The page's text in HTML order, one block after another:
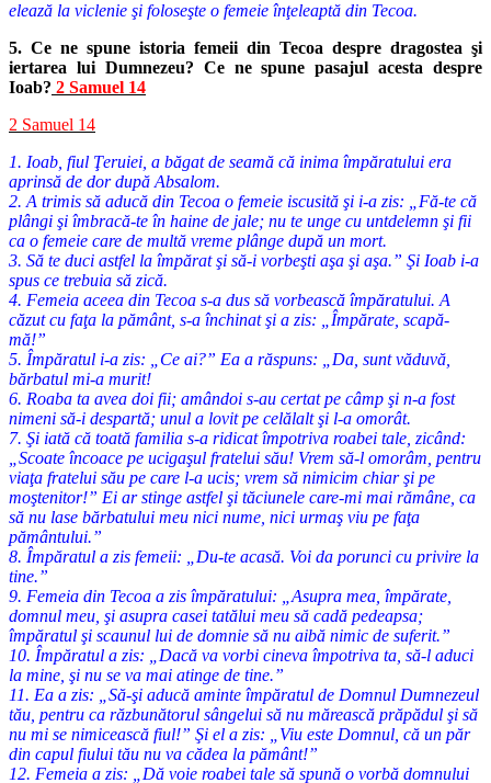
elează la viclenie şi foloseşte o femeie înţeleaptă din Tecoa.
5. Ce ne spune istoria femeii din Tecoa despre dragostea şi
iertarea lui Dumnezeu? Ce ne spune pasajul acesta despre
Ioab? 2 Samuel 14
2 Samuel 14
1. Ioab, fiul Ţeruiei, a băgat de seamă că inima împăratului era
aprinsă de dor după Absalom.
2. A trimis să aducă din Tecoa o femeie iscusită şi i-a zis: „Fă-te că
plângi şi îmbracă-te în haine de jale; nu te unge cu untdelemn şi fii
ca o femeie care de multă vreme plânge după un mort.
3. Să te duci astfel la împărat şi să-i vorbeşti aşa şi aşa.” Şi Ioab i-a
spus ce trebuia să zică.
4. Femeia aceea din Tecoa s-a dus să vorbească împăratului. A
căzut cu faţa la pământ, s-a închinat şi a zis: „Împărate, scapă-
mă!”
5. Împăratul i-a zis: „Ce ai?” Ea a răspuns: „Da, sunt văduvă,
bărbatul mi-a murit!
6. Roaba ta avea doi fii; amândoi s-au certat pe câmp şi n-a fost
nimeni să-i despartă; unul a lovit pe celălalt şi l-a omorât.
7. Şi iată că toată familia s-a ridicat împotriva roabei tale, zicând:
„Scoate încoace pe ucigaşul fratelui său! Vrem să-l omorâm, pentru
viaţa fratelui său pe care l-a ucis; vrem să nimicim chiar şi pe
moştenitor!” Ei ar stinge astfel şi tăciunele care-mi mai rămâne, ca
să nu lase bărbatului meu nici nume, nici urmaş viu pe faţa
pământului.”
8. Împăratul a zis femeii: „Du-te acasă. Voi da porunci cu privire la
tine.”
9. Femeia din Tecoa a zis împăratului: „Asupra mea, împărate,
domnul meu, şi asupra casei tatălui meu să cadă pedeapsa;
împăratul şi scaunul lui de domnie să nu aibă nimic de suferit.”
10. Împăratul a zis: „Dacă va vorbi cineva împotriva ta, să-l aduci
la mine, şi nu se va mai atinge de tine.”
11. Ea a zis: „Să-şi aducă aminte împăratul de Domnul Dumnezeul
tău, pentru ca răzbunătorul sângelui să nu mărească prăpădul şi să
nu mi se nimicească fiul!” Şi el a zis: „Viu este Domnul, că un păr
din capul fiului tău nu va cădea la pământ!”
12. Femeia a zis: „Dă voie roabei tale să spună o vorbă domnului